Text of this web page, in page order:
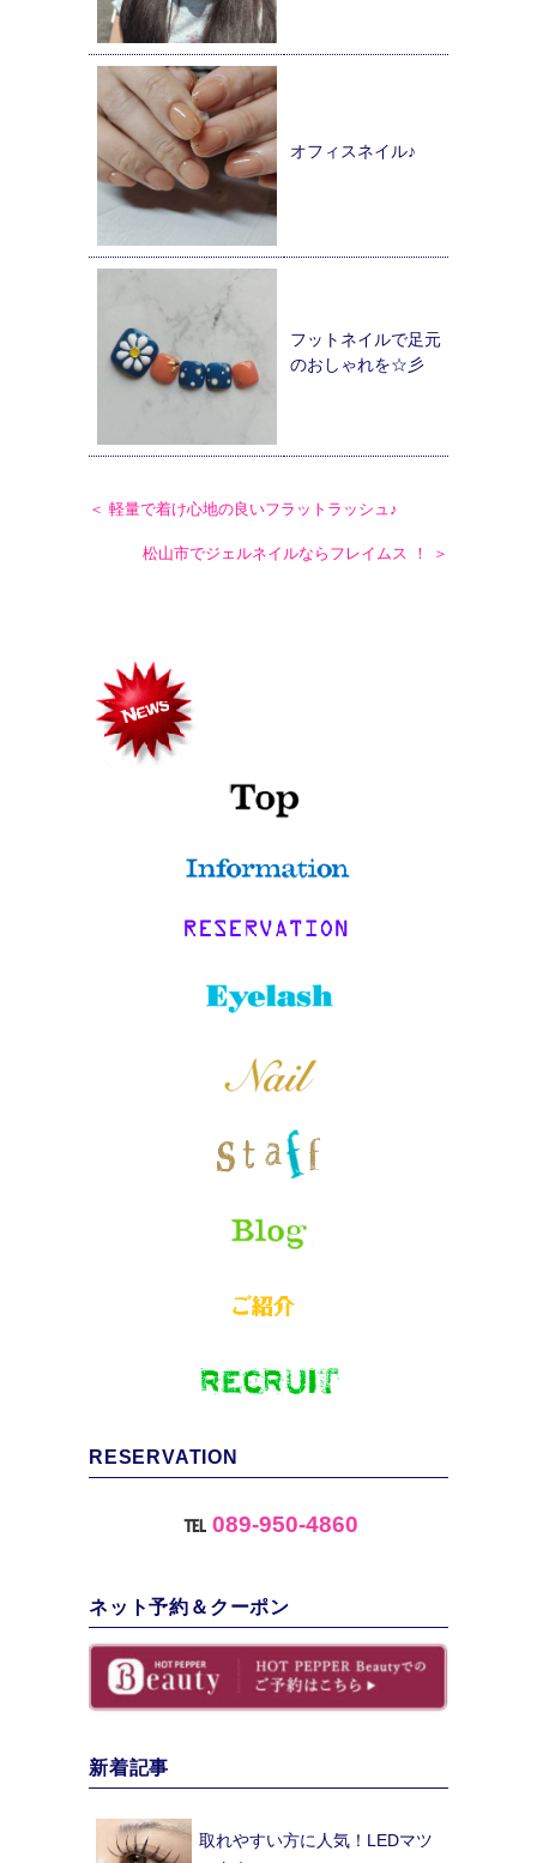
オフィスネイル♪
フットネイルで足元
のおしゃれを☆彡
＜ 軽量で着け心地の良いフラットラッシュ♪
松山市でジェルネイルならフレイムス ！ ＞
RESERVATION
℡ 089-950-4860
ネット予約＆クーポン
新着記事
取れやすい方に人気！LEDマツ